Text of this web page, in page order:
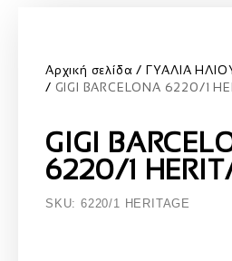
Αρχική σελίδα ΓΥΑΛΙΑ
GIGI BARCELONA 6220/1
GIGI
6220/1
SKU: 6220/1 HERITAGE